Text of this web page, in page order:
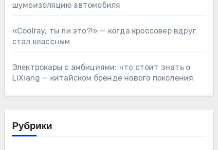
шумоизоляцию автомобиля
«Coolray, ты ли это?!» — когда кроссовер вдруг
стал классным
Электрокары с амбициями: что стоит знать о
LiXiang — китайском бренде нового поколения
Рубрики